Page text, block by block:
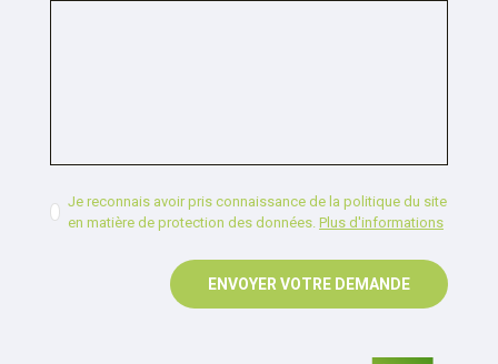
Je reconnais avoir pris connaissance de la politique du site
en matière de protection des données.Plus d'informations